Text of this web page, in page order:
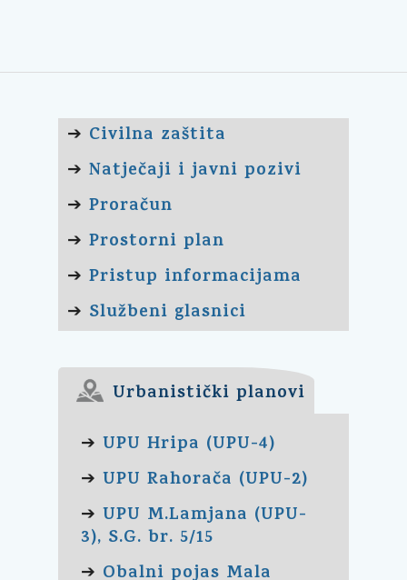
➔ Civilna zaštita
➔ Natječaji i javni pozivi
➔ Proračun
➔ Prostorni plan
➔ Pristup informacijama
➔ Službeni glasnici
Urbanistički planovi
➔ UPU Hripa (UPU-4)
➔ UPU Rahorača (UPU-2)
➔ UPU M.Lamjana (UPU-
3), S.G. br. 5/15
➔ Obalni pojas Mala